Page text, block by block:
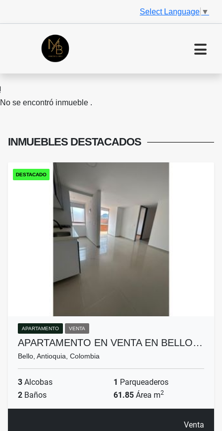
Select Language ▼
No se encontró inmueble .
INMUEBLES DESTACADOS
DESTACADO
APARTAMENTO VENTA
APARTAMENTO EN VENTA EN BELLO…
Bello, Antioquia, Colombia
3 Alcobas 1 Parqueaderos
2 Baños 61.85 Área m2
Venta